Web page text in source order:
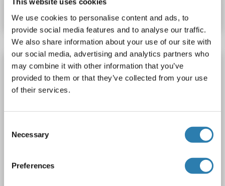
We use cookies to personalise content and ads, to
provide social media features and to analyse our traffic.
We also share information about your use of our site with
our social media, advertising and analytics partners who
may combine it with other information that you’ve
provided to them or that they’ve collected from your use
of their services.
Selection
Necessary
Preferences
CACNA1G Antikörper (AA 901-1000)
CACNA1G
Reaktivität: Human, Ratte, Maus
Polyclonal
unconjugated
2 Abbildungen